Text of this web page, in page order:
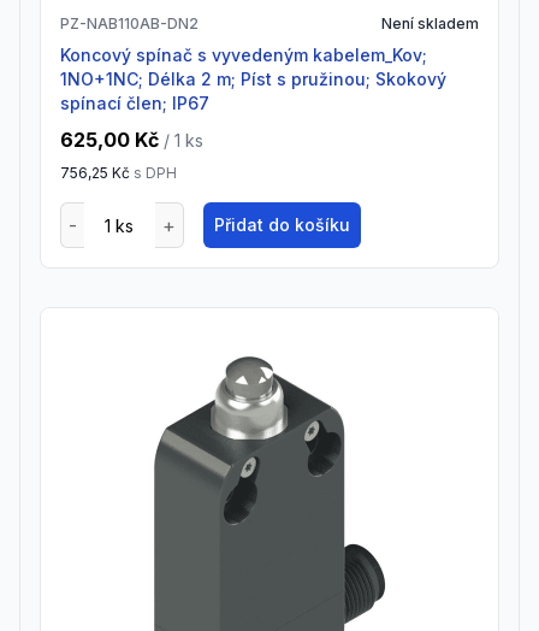
PZ-NAB110AB-DN2 Není skladem
Koncový spínač s vyvedeným kabelem_Kov;
1NO+1NC; Délka 2 m; Píst s pružinou; Skokový
spínací člen; IP67
625,00 Kč / 1 ks
756,25 Kč s DPH
Přidat do košíku